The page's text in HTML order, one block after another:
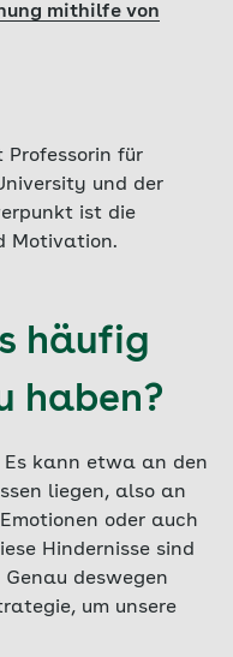
mithilfe von
Professorin für
und der
ist die
Motivation.
häufig
haben?
Es kann etwa an den
liegen, also an
oder auch
Hindernisse sind
deswegen
um unsere